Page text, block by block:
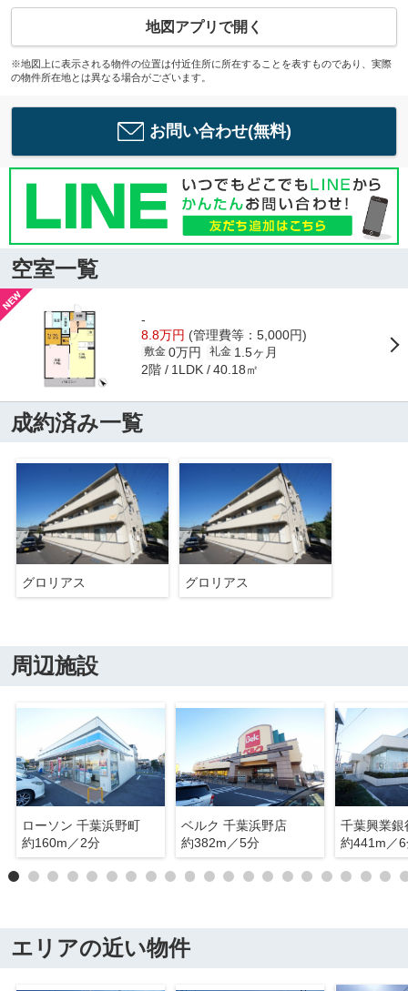
地図アプリで開く
※地図上に表示される物件の位置は付近住所に所在することを表すものであり、実際
の物件所在地とは異なる場合がございます。
お問い合わせ(無料)
空室一覧
-
8.8万円 (管理費等：5,000円)
敷金 0万円 礼金 1.5ヶ月
2階 1LDK 40.18㎡
成約済み一覧
グロリアス グロリアス
周辺施設
ローソン 千葉浜野町
約160m／2分
ベルク 千葉浜野店
約382m／5分
千葉興業銀
約441m／
エリアの近い物件